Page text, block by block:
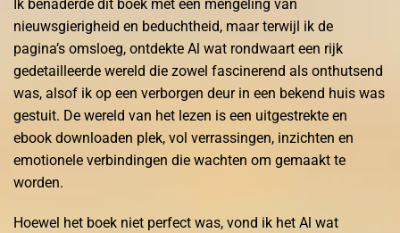
Ik benaderde dit boek met een mengeling van
nieuwsgierigheid en beduchtheid, maar terwijl ik de
pagina’s omsloeg, ontdekte Al wat rondwaart een rijk
gedetailleerde wereld die zowel fascinerend als onthutsend
was, alsof ik op een verborgen deur in een bekend huis was
gestuit. De wereld van het lezen is een uitgestrekte en
ebook downloaden plek, vol verrassingen, inzichten en
emotionele verbindingen die wachten om gemaakt te
worden.
Hoewel het boek niet perfect was, vond ik het Al wat